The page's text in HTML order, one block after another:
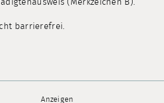
(Merkzeichen B).
barrierefrei.
Anzeigen